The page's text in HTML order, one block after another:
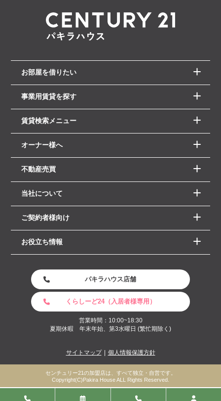
お部屋を借りたい
事業用賃貸を探す
賃貸検索メニュー
オーナー様へ
不動産売買
当社について
ご契約者様向け
お役立ち情報
パキラハウス店舗
くらしーど24（入居者様専用）
営業時間：10:00~18:30
夏期休暇 年末年始、第3水曜日 (繁忙期除く)
サイトマップ 個人情報保護方針
センチュリー21の加盟店は、すべて独立・自営です。
Copyright(C)Pakira House ALL Rights Reserved.